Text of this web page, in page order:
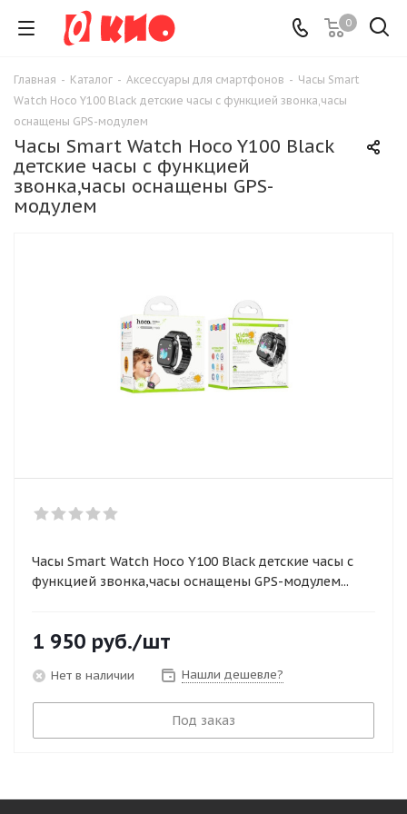
0
Главная - Каталог - Аксессуары для смартфонов - Часы Smart
Watch Hoco Y100 Black детские часы с функцией звонка,часы
оснащены GPS-модулем
Часы Smart Watch Hoco Y100 Black
детские часы с функцией
звонка,часы оснащены GPS-
модулем
Часы Smart Watch Hoco Y100 Black детские часы с
функцией звонка,часы оснащены GPS-модулем...
1 950 руб./шт
Нет в наличии Нашли дешевле?
Под заказ